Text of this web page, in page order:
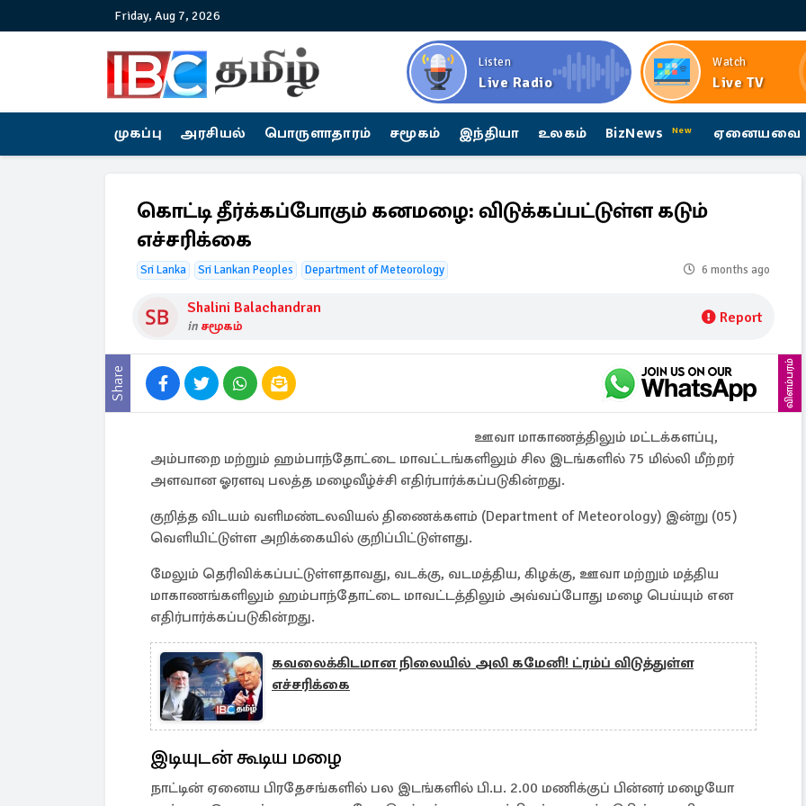
Friday, Aug 7, 2026
Listen
Live Radio
Watch
Live TV
முகப்பு அரசியல் பொருளாதாரம் சமூகம் இந்தியா உலகம் BizNews New ஏனையவை
கொட்டி தீர்க்கப்போகும் கனமழை: விடுக்கப்பட்டுள்ள கடும்
எச்சரிக்கை
Sri Lanka Sri Lankan Peoples Department of Meteorology 6 months ago
Shalini Balachandran
in சமூகம் Report
Share விளம்பரம்
ஊவா மாகாணத்திலும் மட்டக்களப்பு,
அம்பாறை மற்றும் ஹம்பாந்தோட்டை மாவட்டங்களிலும் சில இடங்களில் 75 மில்லி மீற்றர்
அளவான ஓரளவு பலத்த மழைவீழ்ச்சி எதிர்பார்க்கப்படுகின்றது.
குறித்த விடயம் வளிமண்டலவியல் திணைக்களம் (Department of Meteorology) இன்று (05)
வெளியிட்டுள்ள அறிக்கையில் குறிப்பிட்டுள்ளது.
மேலும் தெரிவிக்கப்பட்டுள்ளதாவது, வடக்கு, வடமத்திய, கிழக்கு, ஊவா மற்றும் மத்திய
மாகாணங்களிலும் ஹம்பாந்தோட்டை மாவட்டத்திலும் அவ்வப்போது மழை பெய்யும் என
எதிர்பார்க்கப்படுகின்றது.
கவலைக்கிடமான நிலையில் அலி கமேனி! ட்ரம்ப் விடுத்துள்ள
எச்சரிக்கை
இடியுடன் கூடிய மழை
நாட்டின் ஏனைய பிரதேசங்களில் பல இடங்களில் பி.ப. 2.00 மணிக்குப் பின்னர் மழையோ